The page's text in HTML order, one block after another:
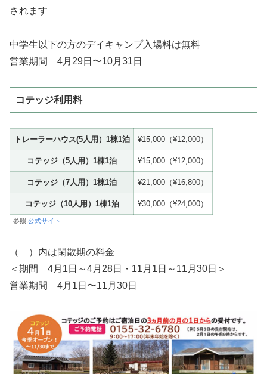
されます
中学生以下の方のデイキャンプ入場料は無料
営業期間 4月29日〜10月31日
コテッジ利用料
トレーラーハウス(5人用）1棟1泊 ¥15,000（¥12,000）
コテッジ（5人用）1棟1泊 ¥15,000（¥12,000）
コテッジ（7人用）1棟1泊 ¥21,000（¥16,800）
コテッジ（10人用）1棟1泊 ¥30,000（¥24,000）
参照:公式サイト
（ ）内は閑散期の料金
＜期間 4月1日～4月28日・11月1日～11月30日＞
営業期間 4月1日〜11月30日